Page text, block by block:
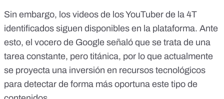
Sin embargo, los videos de los YouTuber de la 4T
identificados siguen disponibles en la plataforma. Ante
esto, el vocero de Google señaló que se trata de una
tarea constante, pero titánica, por lo que actualmente
se proyecta una inversión en recursos tecnológicos
para detectar de forma más oportuna este tipo de